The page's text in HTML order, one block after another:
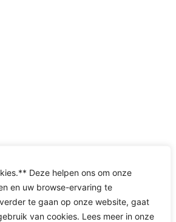
Deze helpen ons om onze
en uw browse-ervaring te
te gaan op onze website, gaat
van cookies. Lees meer in onze